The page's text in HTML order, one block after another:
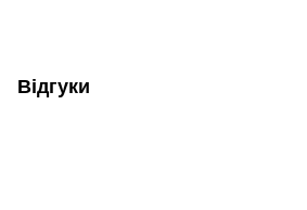
Відгуки